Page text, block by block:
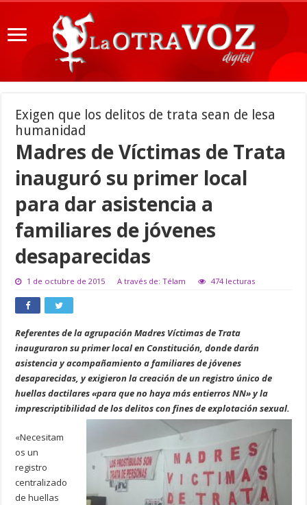
Exigen que los delitos de trata sean de lesa
humanidad
Madres de Víctimas de Trata
inauguró su primer local
para dar asistencia a
familiares de jóvenes
desaparecidas
1 de octubre de 2015 A través de: Télam 474 lecturas
Referentes de la agrupación Madres Víctimas de Trata
inauguraron su primer local en Constitución, donde darán
asistencia y acompañamiento a familiares de jóvenes
desaparecidas, y exigieron la creación de un registro único de
huellas dactilares «para que no haya más entierros NN» y la
imprescriptibilidad de los delitos con fines de explotación sexual.
«Necesitam
os un
registro
centralizado
de huellas